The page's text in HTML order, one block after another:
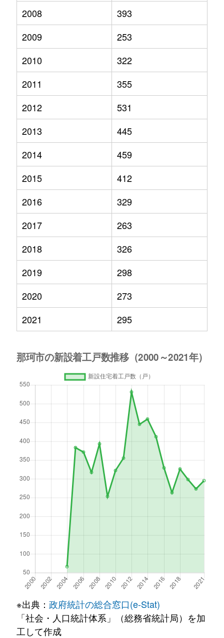
2008
393
2009
253
2010
322
2011
355
2012
531
2013
445
2014
459
2015
412
2016
329
2017
263
2018
326
2019
298
2020
273
2021
295
※出典： 政府統計の総合窓口(e-Stat)
「社会・人口統計体系」（総務省統計局）を加
工して作成